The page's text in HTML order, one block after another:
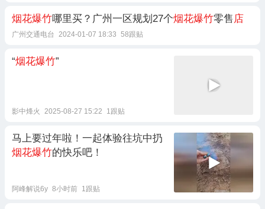
烟花爆竹哪里买？广州一区规划27个烟花爆竹零售 店
广州交通电台 2024-01-07 18:33 58跟贴
“烟花爆竹”
影中烽火 2025-08-27 15:22 1跟贴
马上要过年啦！一起体验往坑中扔
烟花爆竹的快乐吧！
阿峰解说6y 8小时前 1跟贴